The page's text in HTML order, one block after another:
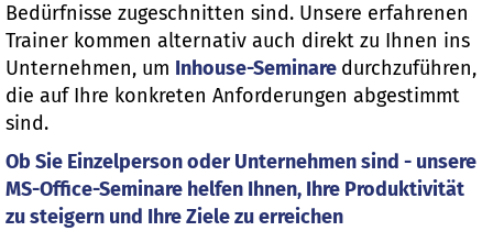
Bedürfnisse zugeschnitten sind. Unsere erfahrenen
Trainer kommen alternativ auch direkt zu Ihnen ins
Unternehmen, um Inhouse-Seminare durchzuführen,
die auf Ihre konkreten Anforderungen abgestimmt
sind.
Ob Sie Einzelperson oder Unternehmen sind - unsere
MS-Office-Seminare helfen Ihnen, Ihre Produktivität
zu steigern und Ihre Ziele zu erreichen